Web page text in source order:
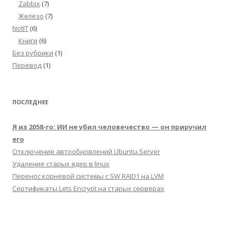
Zabbix (7)
Железо (7)
NotIT (6)
Книги (6)
Без рубрики (1)
Перевод (1)
ПОСЛЕДНЕЕ
Я из 2058-го: ИИ не убил человечество — он приручил
его
Отключение автообновлений Ubuntu-Server
Удаление старых ядер в linux
Перенос корневой системы с SW RAID1 на LVM
Сертификаты Lets Encrypt на старых серверах